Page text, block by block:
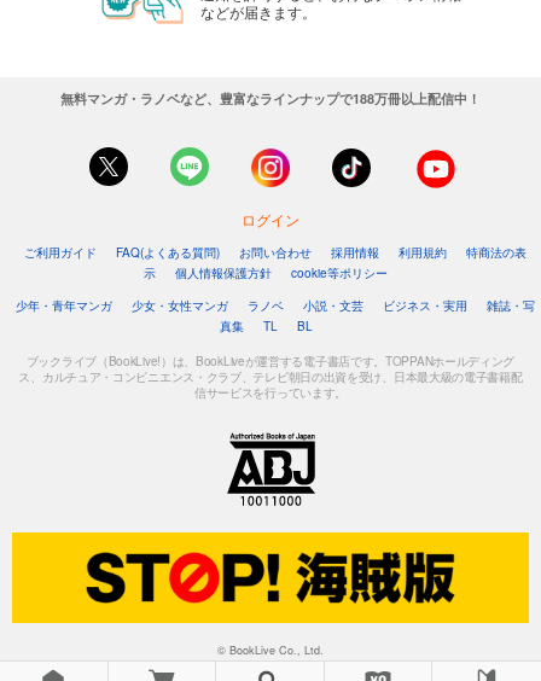
などが届きます。
無料マンガ・ラノベなど、豊富なラインナップで188万冊以上配信中！
ログイン
ご利用ガイド FAQ(よくある質問) お問い合わせ 採用情報 利用規約
特商法の表
示
個人情報保護方針
cookie等ポリシー
少年・青年マンガ
少女・女性マンガ ラノベ 小説・文芸 ビジネス・実用
雑誌・写
真集
TL BL
ブックライブ（BookLive!）は、BookLiveが運営する電子書店です。TOPPANホールディング
ス、カルチュア・コンビニエンス・クラブ、テレビ朝日の出資を受け、日本最大級の電子書籍配
信サービスを行っています。
© BookLive Co., Ltd.